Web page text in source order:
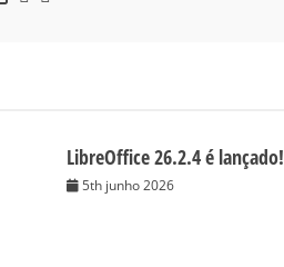
LibreOffice 26.2.4 é lançado!
5th junho 2026